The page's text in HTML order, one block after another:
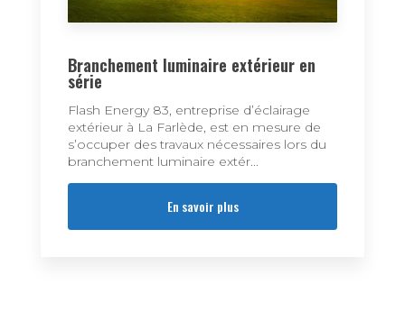
Branchement luminaire extérieur en
série
Flash Energy 83, entreprise d’éclairage
extérieur à La Farlède, est en mesure de
s’occuper des travaux nécessaires lors du
branchement luminaire extér...
En savoir plus